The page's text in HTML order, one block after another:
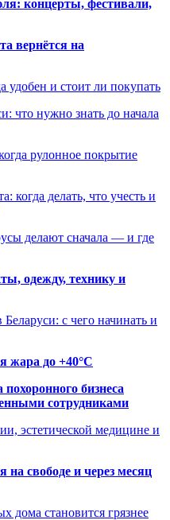
концерты, фестивали,
вернётся на
удобен и стоит ли покупать
что нужно знать до начала
рулонное покрытие
когда делать, что учесть и
делают сначала — и где
одежду, технику и
с чего начинать и
жара до +40°C
бизнеса
сотрудниками
эстетической медицине и
на свободе и через месяц
дома становится грязнее